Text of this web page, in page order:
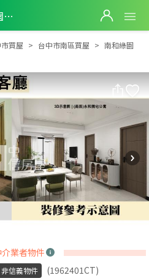
南和綠園道3房公寓
南和綠園道3房公寓
買屋 台中市南區買屋
南和綠園
業者物件
非信義物件
(1962401CT)